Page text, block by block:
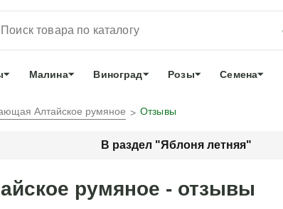
=ЗАБРОНИРОВАТЬЛУЧШЕЕ
Малина Виноград Розы Семена
Алтайское румяное Отзывы
В раздел "Яблоня летняя"
румяное - отзывы